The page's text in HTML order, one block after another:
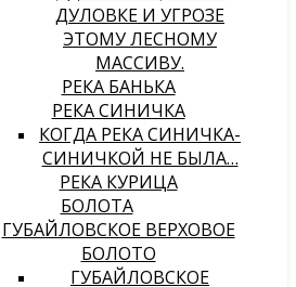
ДУЛОВКЕ И УГРОЗЕ
ЭТОМУ ЛЕСНОМУ
МАССИВУ.
РЕКА БАНЬКА
РЕКА СИНИЧКА
КОГДА РЕКА СИНИЧКА-
СИНИЧКОЙ НЕ БЫЛА…
РЕКА КУРИЦА
БОЛОТА
ГУБАЙЛОВСКОЕ ВЕРХОВОЕ
БОЛОТО
ГУБАЙЛОВСКОЕ